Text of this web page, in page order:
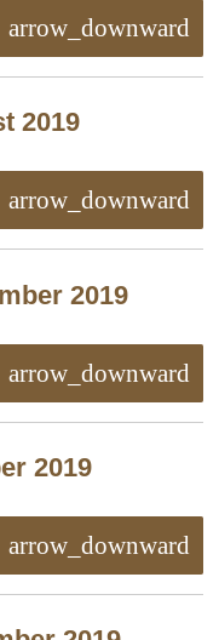
arrow_downward
2019
arrow_downward
2019
arrow_downward
2019
arrow_downward